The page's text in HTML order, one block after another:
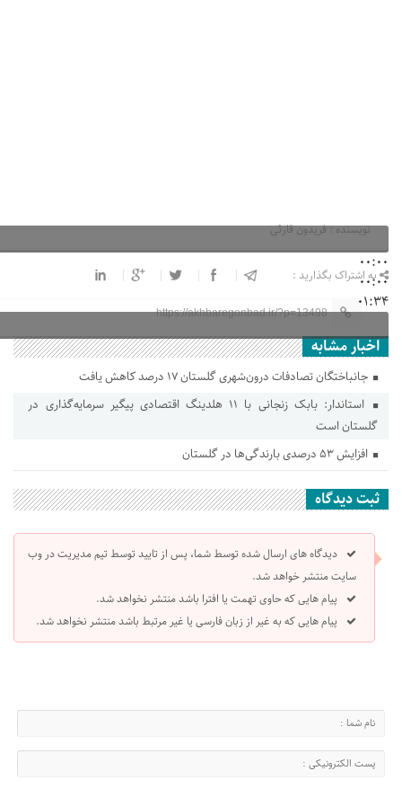
00:00
00:00
01:34
نویسنده : فریدون قارئی
به اشتراک بگذارید :
https://akhbaregonbad.ir/?p=13498
اخبار مشابه
جانباختگان تصادفات درون‌شهری گلستان ۱۷ درصد کاهش یافت
استاندار: بابک زنجانی با ۱۱ هلدینگ اقتصادی پیگیر سرمایه‌گذاری در
گلستان است
افزایش ۵۳ درصدی بارندگی‌ها در گلستان
ثبت دیدگاه
دیدگاه های ارسال شده توسط شما، پس از تایید توسط تیم مدیریت در وب
سایت منتشر خواهد شد.
پیام هایی که حاوی تهمت یا افترا باشد منتشر نخواهد شد.
پیام هایی که به غیر از زبان فارسی یا غیر مرتبط باشد منتشر نخواهد شد.